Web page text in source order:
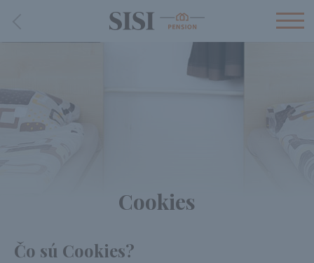
Cookies
Čo sú Cookies?